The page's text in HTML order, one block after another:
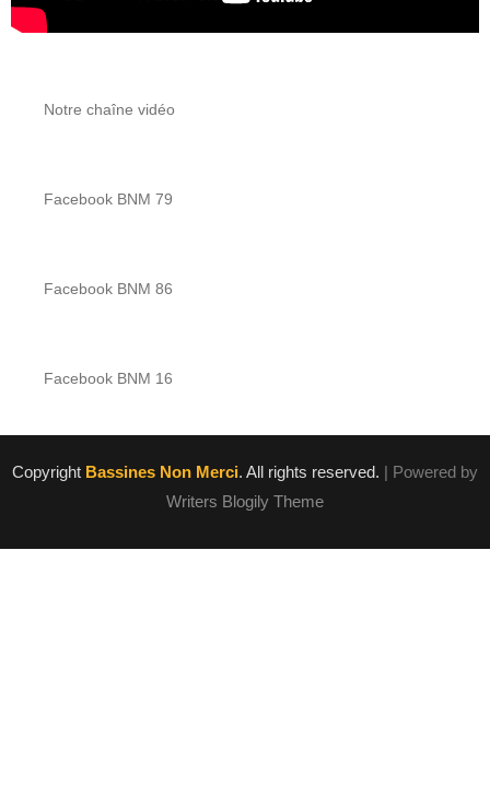
Notre chaîne vidéo
Facebook BNM 79
Facebook BNM 86
Facebook BNM 16
Copyright Bassines Non Merci. All rights reserved.
| Powered by
Writers Blogily Theme